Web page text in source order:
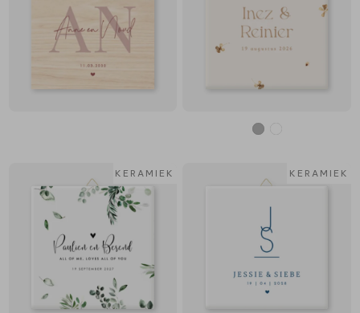
KERAMIEK KERAMIEK